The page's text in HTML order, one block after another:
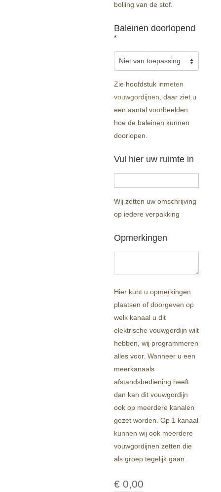
bolling van de stof.
Baleinen doorlopend
*
Zie hoofdstuk inmeten
vouwgordijnen , daar ziet u
een aantal voorbeelden
hoe de baleinen kunnen
doorlopen.
Vul hier uw ruimte in
Wij zetten uw omschrijving
op iedere verpakking
Opmerkingen
Hier kunt u opmerkingen
plaatsen of doorgeven op
welk kanaal u dit
elektrische vouwgordijn wilt
hebben, wij programmeren
alles voor. Wanneer u een
meerkanaals
afstandsbediening heeft
dan kan dit vouwgordijn
ook op meerdere kanalen
gezet worden. Op 1 kanaal
kunnen wij ook meerdere
vouwgordijnen zetten die
als groep tegelijk gaan.
€ 0,00